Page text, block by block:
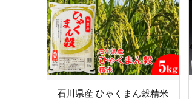
石川県産 ひゃくまん穀精米